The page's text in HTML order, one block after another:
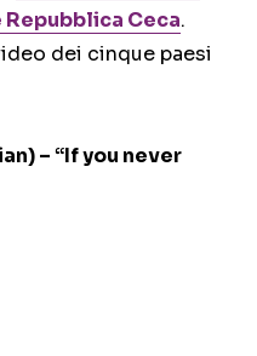
Repubblica Ceca.
dei cinque paesi
– “If you never